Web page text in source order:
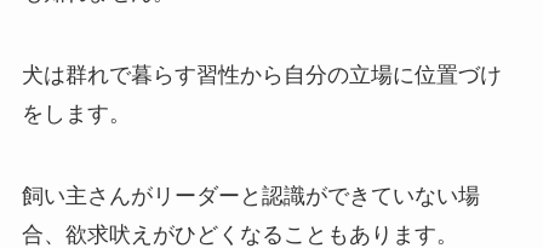
犬は群れで暮らす習性から自分の立場に位置づけ
をします。
飼い主さんがリーダーと認識ができていない場
合、欲求吠えがひどくなることもあります。